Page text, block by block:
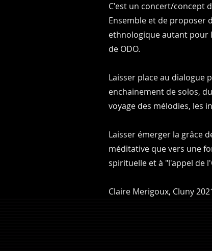
C'est un concert/concept
Ensemble et de proposer
ethnologique autant pour
de ODO.
Laisser place au dialogue
enchainement de solos,
voyage des mélodies, les
Laisser émerger la grâce
méditative que vers une
spirituelle et à "l'appel de
Claire Merigoux, Cluny